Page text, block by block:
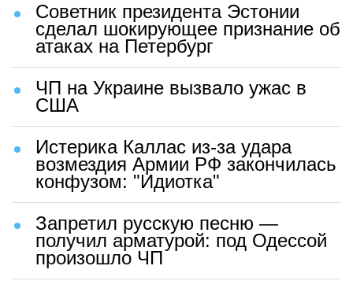
Советник президента Эстонии
сделал шокирующее признание об
атаках на Петербург
ЧП на Украине вызвало ужас в
США
Истерика Каллас из-за удара
возмездия Армии РФ закончилась
конфузом: "Идиотка"
Запретил русскую песню —
получил арматурой: под Одессой
произошло ЧП